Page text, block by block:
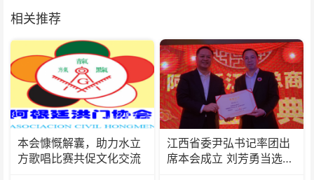
相关推荐
本会慷慨解囊，助力水立
方歌唱比赛共促文化交流
江西省委尹弘书记率团出
席本会成立 刘芳勇当选首